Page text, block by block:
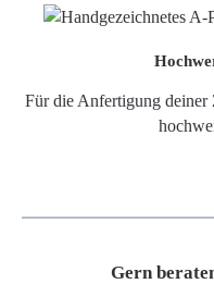
Für die Anfertigung deiner
Gern